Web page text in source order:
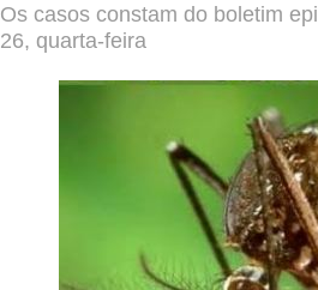
Os casos constam do boletim
26, quarta-feira